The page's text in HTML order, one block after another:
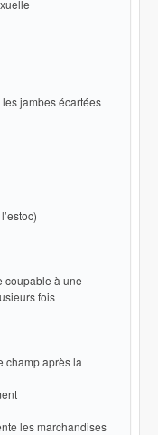
jambes écartées
coupable à une
fois
champ après la
les marchandises